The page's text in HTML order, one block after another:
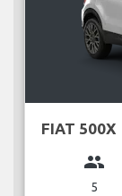
FIAT 500X
group
5